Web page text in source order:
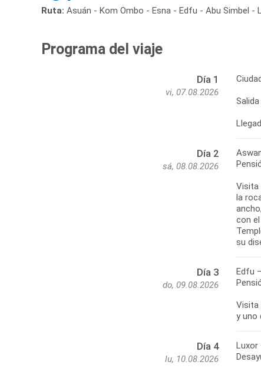
Ruta: Asuán - Kom Ombo - Esna - Edfu - Abu Simbel -
Programa del viaje
Día 1
vi, 07.08.2026
Día 2
sá, 08.08.2026
Visita
la
con
su
Día 3
do, 09.08.2026
Edfu
Visita
y uno
Día 4
lu, 10.08.2026
Luxor